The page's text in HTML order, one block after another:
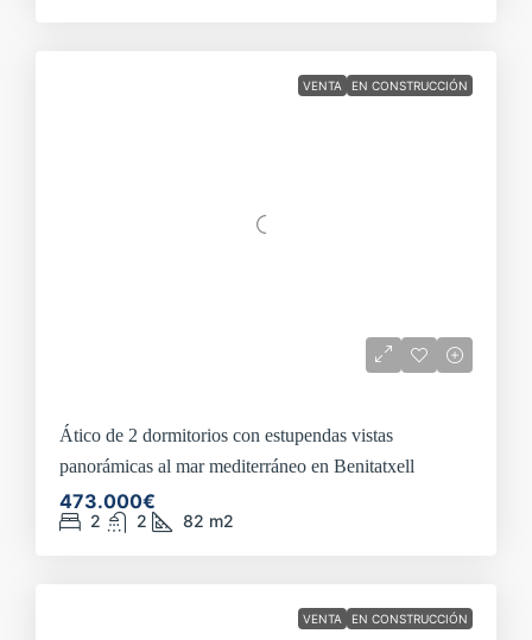
VENTA EN CONSTRUCCIÓN
Ático de 2 dormitorios con estupendas vistas
panorámicas al mar mediterráneo en Benitatxell
473.000€
2 2 82 m2
VENTA EN CONSTRUCCIÓN